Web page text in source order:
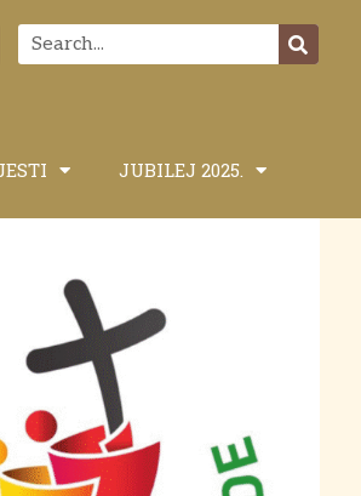
JUBILEJ 2025.